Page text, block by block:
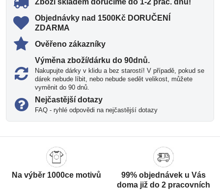
Zboží skladem doručíme do 1-2 prac​. dnů!
Objednávky nad 1500Kč DORUČENÍ
ZDARMA
Ověřeno zákazníky
Výměna zboží/dárku do 90dnů​.
Nakupujte dárky v klidu a bez starostí! V případě, pokud se
dárek nebude líbit, nebo nebude sedět velikost, můžete
vyměnit do 90 dnů.
Nejčastější dotazy
FAQ - ryhlé odpovědi na nejčastějśí dotazy
Na výběr 1000ce motivů
99% objednávek u Vás
doma již do 2 pracovních